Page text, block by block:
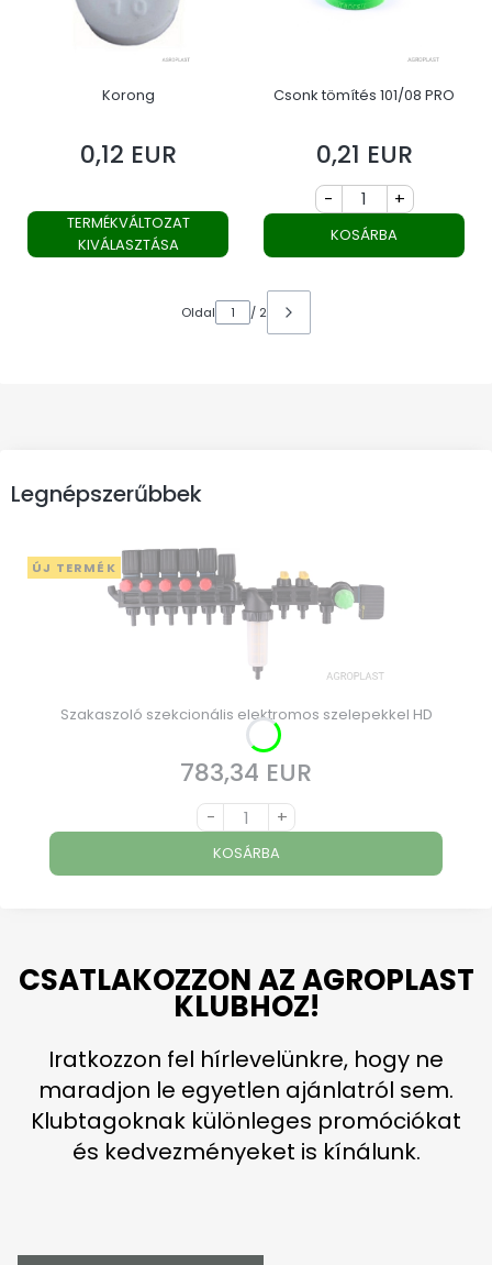
Korong
Ár
0,12 EUR
TERMÉKVÁLTOZAT
KIVÁLASZTÁSA
Csonk tömítés 101/08 PRO
Ár
0,21 EUR
- +
KOSÁRBA
Oldal / 2
Legnépszerűbbek
ÚJ TERMÉK
Szakaszoló szekcionális elektromos szelepekkel HD
Ár
783,34 EUR
- +
KOSÁRBA
CSATLAKOZZON AZ AGROPLAST
KLUBHOZ!
Iratkozzon fel hírlevelünkre, hogy ne
maradjon le egyetlen ajánlatról sem.
Klubtagoknak különleges promóciókat
és kedvezményeket is kínálunk.